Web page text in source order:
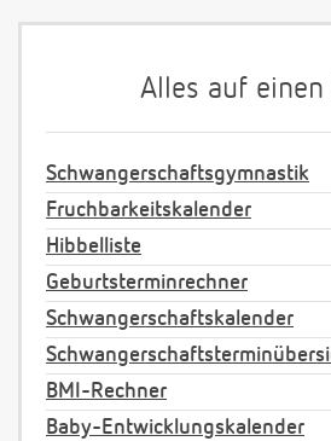
Alles auf einen
Schwangerschaftsgymnastik
Fruchbarkeitskalender
Hibbelliste
Geburtsterminrechner
Schwangerschaftskalender
BMI-Rechner
Baby-Entwicklungskalender